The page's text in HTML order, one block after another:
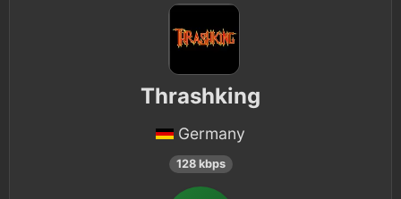
Thrashking
Germany
128 kbps